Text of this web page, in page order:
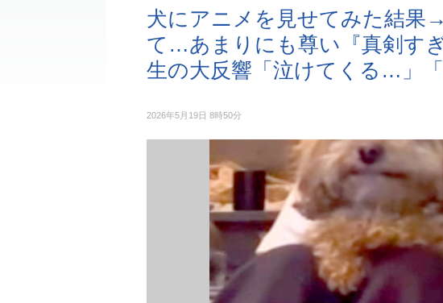
犬にアニメを見せてみた結果
て…あまりにも尊い『真剣す
生の大反響「泣けてくる…」「
2026年5月19日 8時50分